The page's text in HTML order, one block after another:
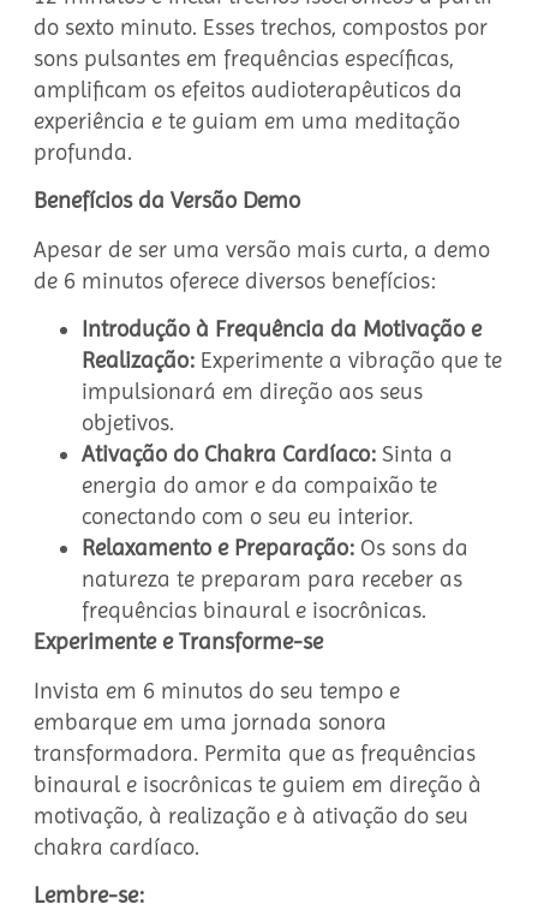
do sexto minuto. Esses trechos, compostos por
sons pulsantes em frequências específicas,
amplificam os efeitos audioterapêuticos da
experiência e te guiam em uma meditação
profunda.
Benefícios da Versão Demo
Apesar de ser uma versão mais curta, a demo
de 6 minutos oferece diversos benefícios:
Introdução à Frequência da Motivação e
Realização: Experimente a vibração que te
impulsionará em direção aos seus
objetivos.
Ativação do Chakra Cardíaco: Sinta a
energia do amor e da compaixão te
conectando com o seu eu interior.
Relaxamento e Preparação: Os sons da
natureza te preparam para receber as
frequências binaural e isocrônicas.
Experimente e Transforme-se
Invista em 6 minutos do seu tempo e
embarque em uma jornada sonora
transformadora. Permita que as frequências
binaural e isocrônicas te guiem em direção à
motivação, à realização e à ativação do seu
chakra cardíaco.
Lembre-se: